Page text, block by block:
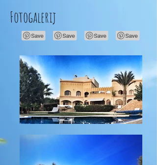
Fotogalerij